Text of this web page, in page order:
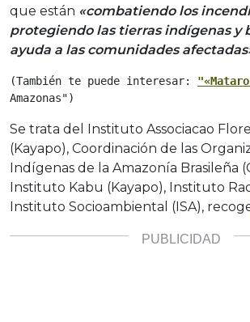
que están «combatiendo los
protegiendo las tierras indígenas y
ayuda a las comunidades
(También te puede interesar:
Amazonas")
Se trata del Instituto Associacao
(Kayapo), Coordinación de las
Indígenas de la Amazonía Brasileña
Instituto Kabu (Kayapo), Instituto
Instituto Socioambiental (ISA),